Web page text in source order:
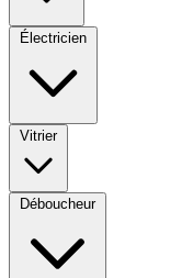
Électricien
Vitrier
Déboucheur